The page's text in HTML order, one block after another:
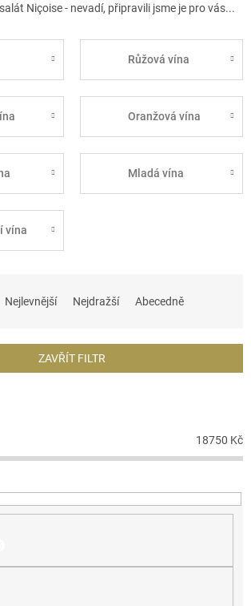
Niçoise - nevadí, připravili jsme je pro vás...
Růžová vína
Oranžová vína
Mladá vína
vína
Nejlevnější Nejdražší Abecedně
ZAVŘÍT FILTR
18750 Kč